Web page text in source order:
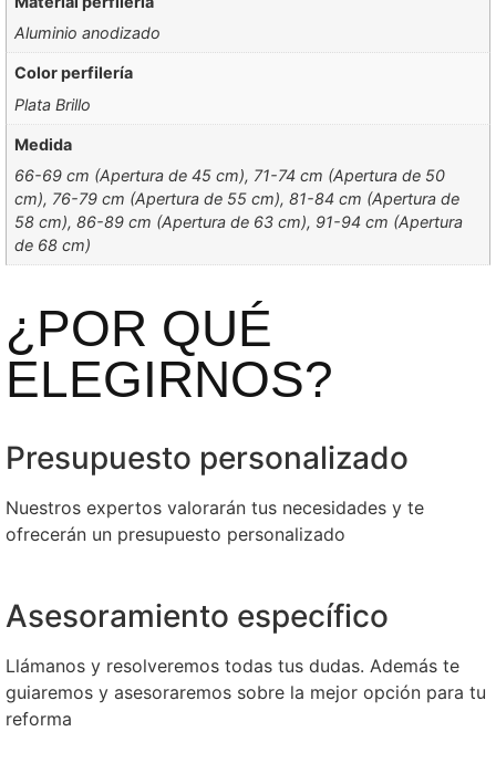
Aluminio anodizado
Color perfilería
Plata Brillo
Medida
66-69 cm (Apertura de 45 cm), 71-74 cm (Apertura de 50
cm), 76-79 cm (Apertura de 55 cm), 81-84 cm (Apertura de
58 cm), 86-89 cm (Apertura de 63 cm), 91-94 cm (Apertura
de 68 cm)
¿POR QUÉ
ELEGIRNOS?
Presupuesto personalizado
Nuestros expertos valorarán tus necesidades y te
ofrecerán un presupuesto personalizado
Asesoramiento específico
Llámanos y resolveremos todas tus dudas. Además te
guiaremos y asesoraremos sobre la mejor opción para tu
reforma